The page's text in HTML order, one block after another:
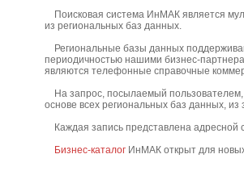
Поисковая система ИнМАК является
из региональных баз данных.
Региональные базы данных
периодичностью нашими бизнес-
являются телефонные справочные
На запрос, посылаемый
основе всех региональных баз данных,
Каждая запись представлена адресной
Бизнес-каталог ИнМАК открыт для